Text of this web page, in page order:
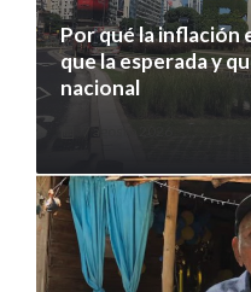
Por qué la inflación
que la esperada y
nacional